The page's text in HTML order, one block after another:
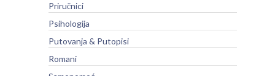
Priručnici
Psihologija
Putovanja & Putopisi
Romani